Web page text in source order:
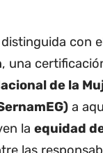
con
, una
de la
a
la equidad